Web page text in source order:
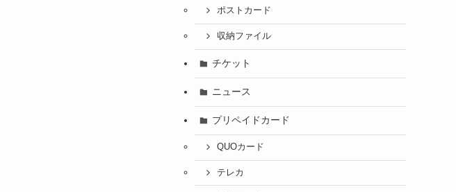
ポストカード
収納ファイル
チケット
ニュース
プリペイドカード
QUOカード
テレカ